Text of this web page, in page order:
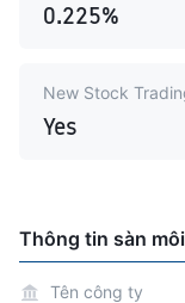
0.225%
New Stock
Yes
Thông tin sàn
Tên công ty